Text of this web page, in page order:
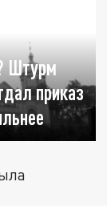
Штурм
приказ